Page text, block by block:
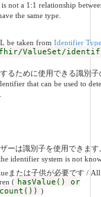
not a 1:1 relationship
the same type.
be taken from Identifier
ValueSet/
るために使用できる識別子
that can be used to
ーは識別子を使用できます
identifier system is not
または子供が必要です /
( hasValue() or
)